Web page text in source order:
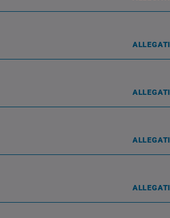
ALLEGATI
ALLEGATI
ALLEGATI
ALLEGATI